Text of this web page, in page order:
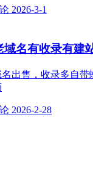
2026-3-1
域名有收录有建
出售，收录多自
2026-2-28